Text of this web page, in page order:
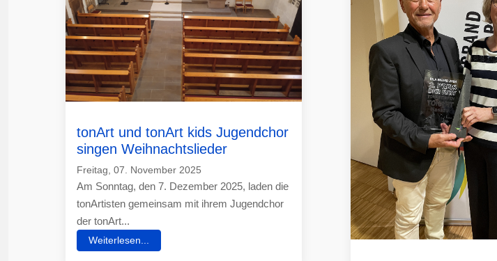
tonArt und tonArt kids Jugendchor
singen Weihnachtslieder
Freitag, 07. November 2025
Am Sonntag, den 7. Dezember 2025, laden die
tonArtisten gemeinsam mit ihrem Jugendchor
der tonArt...
Weiterlesen...